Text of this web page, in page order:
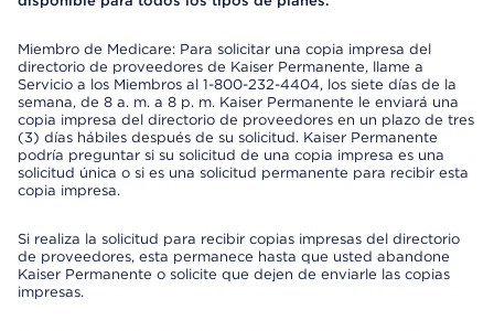
Miembro de Medicare: Para solicitar una copia impresa del
directorio de proveedores de Kaiser Permanente, llame a
Servicio a los Miembros al 1-800-232-4404, los siete días de la
semana, de 8 a. m. a 8 p. m. Kaiser Permanente le enviará una
copia impresa del directorio de proveedores en un plazo de tres
(3) días hábiles después de su solicitud. Kaiser Permanente
podría preguntar si su solicitud de una copia impresa es una
solicitud única o si es una solicitud permanente para recibir esta
copia impresa.
Si realiza la solicitud para recibir copias impresas del directorio
de proveedores, esta permanece hasta que usted abandone
Kaiser Permanente o solicite que dejen de enviarle las copias
impresas.